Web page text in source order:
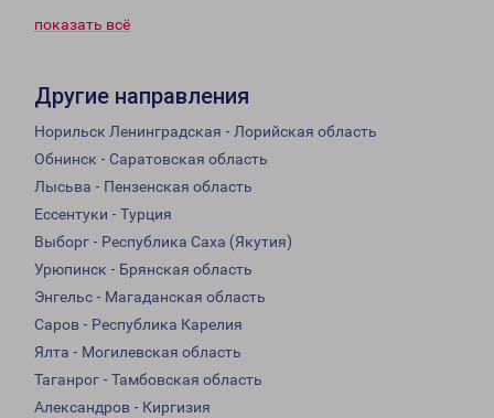
показать всё
Другие направления
Норильск Ленинградская - Лорийская область
Обнинск - Саратовская область
Лысьва - Пензенская область
Ессентуки - Турция
Выборг - Республика Саха (Якутия)
Урюпинск - Брянская область
Энгельс - Магаданская область
Саров - Республика Карелия
Ялта - Могилевская область
Таганрог - Тамбовская область
Александров - Киргизия